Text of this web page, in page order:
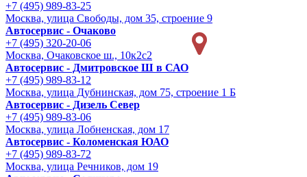
+7 (495) 989-83-25
Москва, улица Свободы, дом 35, строение 9
Автосервис - Очаково
+7 (495) 320-20-06
Москва, Очаковское ш., 10к2с2
Автосервис - Дмитровское Ш в САО
+7 (495) 989-83-12
Москва, улица Дубнинская, дом 75, строение 1 Б
Автосервис - Дизель Север
+7 (495) 989-83-06
Москва, улица Лобненская, дом 17
Автосервис - Коломенская ЮАО
+7 (495) 989-83-72
Москва, улица Речников, дом 19